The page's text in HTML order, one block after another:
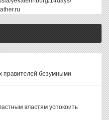
правителей безумными
властям успокоить